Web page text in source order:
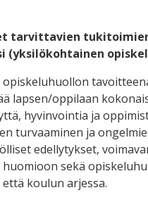
tarvittavien
(yksilökohtainen
lapsen/oppilaan
hyvinvointia ja
turvaaminen ja
edellytykset,
sekä
koulun arjessa.